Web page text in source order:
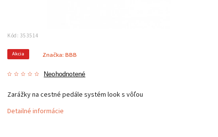
Kód: 353514
Akcia
Neohodnotené
Značka: BBB
Zarážky na cestné pedále systém look s vôľou
Detailné informácie